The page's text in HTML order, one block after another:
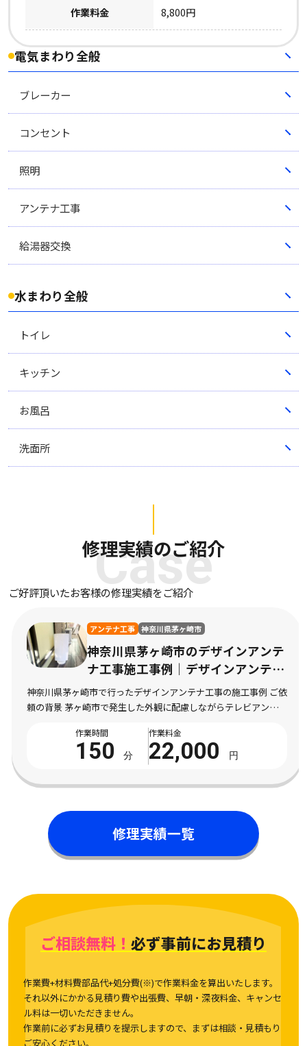
作業料金 8,800円
電気まわり全般
ブレーカー
コンセント
照明
アンテナ工事
給湯器交換
水まわり全般
トイレ
キッチン
お風呂
洗面所
Case
修理実績のご紹介
ご好評頂いたお客様の修理実績をご紹介
アンテナ工事 神奈川県茅ヶ崎市
神奈川県茅ヶ崎市のデザインアンテ
ナ工事施工事例｜デザインアンテナ
工事の施工
神奈川県茅ヶ崎市で行ったデザインアンテナ工事の施工事例 ご依
頼の背景 茅ヶ崎市で発生した外観に配慮しながらテレビアンテナ
観に配慮しながらテレビアンテナを設置した […]
作業時間
150 分
作業料金
22,000 円
修理実績一覧
ご相談無料！ 必ず事前にお見積り
作業費+材料費部品代+処分費(※)で作業料金を算出いたします。
それ以外にかかる見積り費や出張費、早朝・深夜料金、キャンセ
ル料は一切いただきません。
作業前に必ずお見積りを提示しますので、まずは相談・見積もり
ご安心ください。